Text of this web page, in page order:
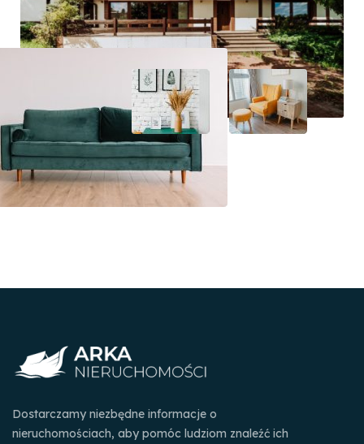
Dostarczamy niezbędne informacje o
nieruchomościach, aby pomóc ludziom znaleźć ich